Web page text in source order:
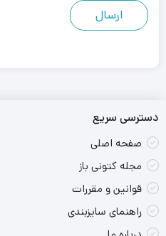
دسترسی سریع
صفحه اصلی
مجله کتونی باز
قوانین و مقررات
راهنمای سایزبندی